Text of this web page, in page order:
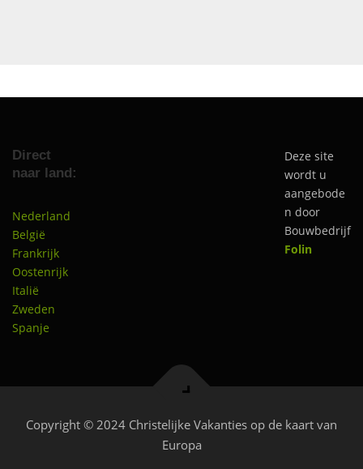
Direct
naar land:
Nederland
België
Frankrijk
Oostenrijk
Italië
Zweden
Spanje
Deze site
wordt u
aangebode
n door
Bouwbedrijf
Folin